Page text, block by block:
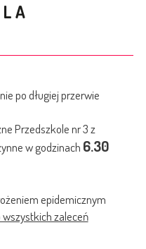
po długiej przerwie
Przedszkole nr 3 z
w godzinach 6.30
epidemicznym
zaleceń